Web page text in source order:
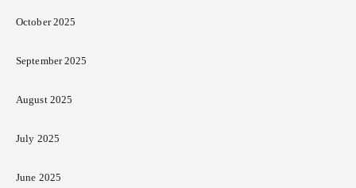
October 2025
September 2025
August 2025
July 2025
June 2025